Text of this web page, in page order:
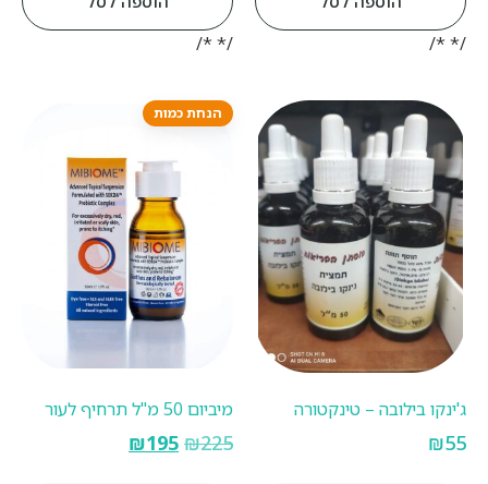
/* */
/* */
ג'ינקו בילובה – טינקטורה
₪55
הנחת כמות
מיביום 50 מ"ל תרחיף לעור
₪225
₪195